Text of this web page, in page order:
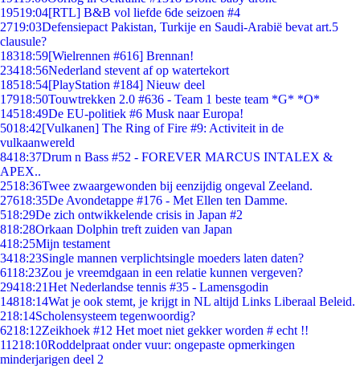
19519:04[RTL] B&B vol liefde 6de seizoen #4
2719:03Defensiepact Pakistan, Turkije en Saudi-Arabië bevat art.5
clausule?
18318:59[Wielrennen #616] Brennan!
23418:56Nederland stevent af op watertekort
18518:54[PlayStation #184] Nieuw deel
17918:50Touwtrekken 2.0 #636 - Team 1 beste team *G* *O*
14518:49De EU-politiek #6 Musk naar Europa!
5018:42[Vulkanen] The Ring of Fire #9: Activiteit in de
vulkaanwereld
8418:37Drum n Bass #52 - FOREVER MARCUS INTALEX &
APEX..
2518:36Twee zwaargewonden bij eenzijdig ongeval Zeeland.
27618:35De Avondetappe #176 - Met Ellen ten Damme.
518:29De zich ontwikkelende crisis in Japan #2
818:28Orkaan Dolphin treft zuiden van Japan
418:25Mijn testament
3418:23Single mannen verplichtsingle moeders laten daten?
6118:23Zou je vreemdgaan in een relatie kunnen vergeven?
29418:21Het Nederlandse tennis #35 - Lamensgodin
14818:14Wat je ook stemt, je krijgt in NL altijd Links Liberaal Beleid.
218:14Scholensysteem tegenwoordig?
6218:12Zeikhoek #12 Het moet niet gekker worden # echt !!
11218:10Roddelpraat onder vuur: ongepaste opmerkingen
minderjarigen deel 2